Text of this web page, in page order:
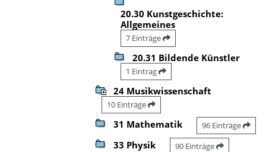
20.30 Kunstgeschichte:
Allgemeines
7 Einträge
20.31 Bildende Künstler
1 Eintrag
24 Musikwissenschaft
10 Einträge
31 Mathematik 96 Einträge
33 Physik 90 Einträge